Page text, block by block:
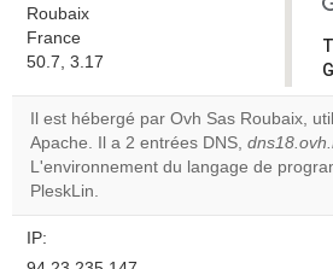
Roubaix
France
50.7, 3.17
Il est hébergé par Ovh Sas Roubaix,
Apache. Il a 2 entrées DNS,
L'environnement du langage de
PleskLin.
IP: